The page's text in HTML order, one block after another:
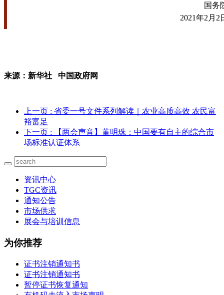
国务
2021年2月2
来源：新华社 中国政府网
上一页 : 省委一号文件系列解读｜农业高质高效 农民富
裕富足
下一页 : 【两会声音】董明珠：中国要有自主的综合市
场标准认证体系
资讯中心
TGC资讯
通知公告
市场供求
展会与培训信息
为你推荐
证书注销通知书
证书注销通知书
暂停证书恢复通知